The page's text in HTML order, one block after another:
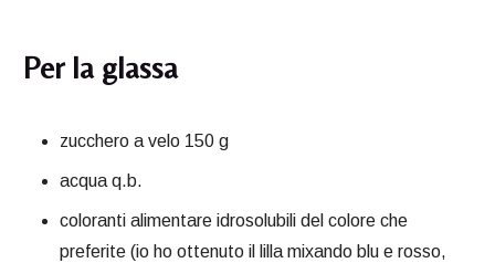
Per la glassa
zucchero a velo 150 g
acqua q.b.
coloranti alimentare idrosolubili del colore che
preferite (io ho ottenuto il lilla mixando blu e rosso,